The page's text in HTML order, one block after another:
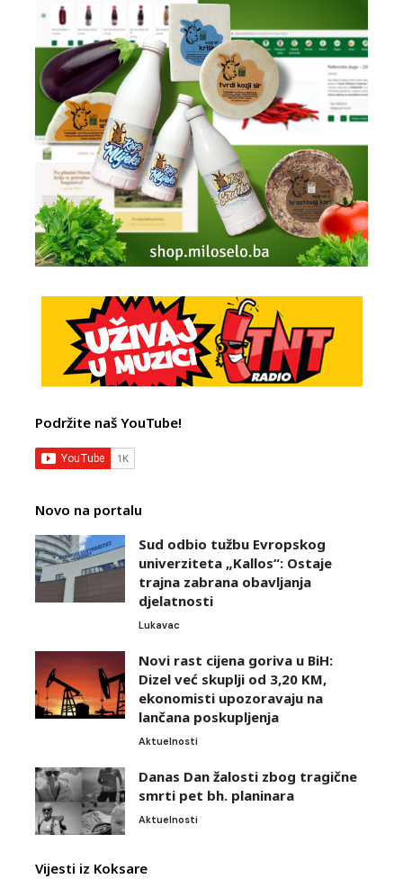
Podržite naš YouTube!
Novo na portalu
Sud odbio tužbu Evropskog
univerziteta „Kallos“: Ostaje
trajna zabrana obavljanja
djelatnosti
Lukavac
Novi rast cijena goriva u BiH:
Dizel već skuplji od 3,20 KM,
ekonomisti upozoravaju na
lančana poskupljenja
Aktuelnosti
Danas Dan žalosti zbog tragične
smrti pet bh. planinara
Aktuelnosti
Vijesti iz Koksare